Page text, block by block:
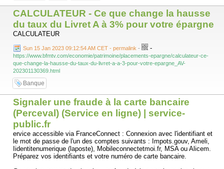
CALCULATEUR - Ce que change la hausse
du taux du Livret A à 3% pour votre épargne
CALCULATEUR
Sun 15 Jan 2023 09:12:54 AM CET - permalink - -
https://www.bfmtv.com/economie/patrimoine/placements-epargne/calculateur-ce-
que-change-la-hausse-du-taux-du-livret-a-a-3-pour-votre-epargne_AV-
202301130369.html
Banque
Signaler une fraude à la carte bancaire
(Perceval) (Service en ligne) | service-
public.fr
ervice accessible via FranceConnect : Connexion avec l'identifiant et
le mot de passe de l'un des comptes suivants : Impots.gouv, Ameli,
Iidentitenumerique (laposte), Mobileconnectetmoi.fr, MSA ou Alicem.
Préparez vos identifiants et votre numéro de carte bancaire.